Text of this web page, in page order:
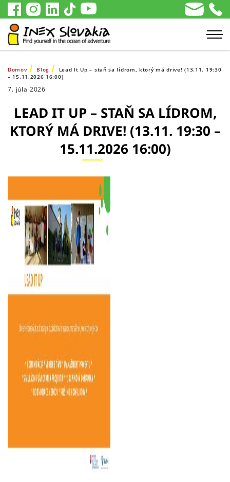
Domov Blog
Lead It Up – staň sa lídrom, ktorý má drive! (13.11. 19:30
– 15.11.2026 16:00)
7. júla 2026
LEAD IT UP – STAŇ SA LÍDROM,
KTORÝ MÁ DRIVE! (13.11. 19:30 –
15.11.2026 16:00)